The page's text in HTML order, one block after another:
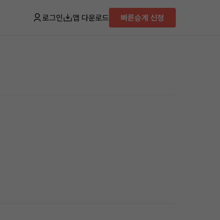
로그인 앱 다운로드 빠른승계 신청